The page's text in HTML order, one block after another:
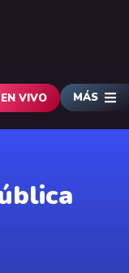
EN VIVO MÁS